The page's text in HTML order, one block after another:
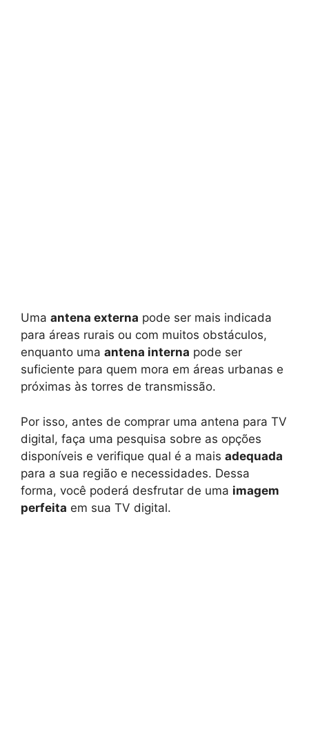
Uma antena externa pode ser mais indicada
para áreas rurais ou com muitos obstáculos,
enquanto uma antena interna pode ser
suficiente para quem mora em áreas urbanas e
próximas às torres de transmissão.
Por isso, antes de comprar uma antena para TV
digital, faça uma pesquisa sobre as opções
disponíveis e verifique qual é a mais adequada
para a sua região e necessidades. Dessa
forma, você poderá desfrutar de uma imagem
perfeita em sua TV digital.